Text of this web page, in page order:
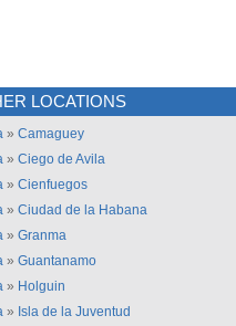
LOCATIONS
» Camaguey
» Ciego de Avila
» Cienfuegos
» Ciudad de la Habana
» Granma
» Guantanamo
» Holguin
» Isla de la Juventud